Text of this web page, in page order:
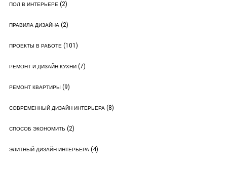
ПОЛ В ИНТЕРЬЕРЕ(2)
ПРАВИЛА ДИЗАЙНА(2)
ПРОЕКТЫ В РАБОТЕ(101)
РЕМОНТ И ДИЗАЙН КУХНИ(7)
РЕМОНТ КВАРТИРЫ (9)
СОВРЕМЕННЫЙ ДИЗАЙН ИНТЕРЬЕРА(8)
СПОСОБ ЭКОНОМИТЬ (2)
ЭЛИТНЫЙ ДИЗАЙН ИНТЕРЬЕРА(4)